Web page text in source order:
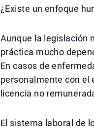
¿Existe un enfoque
Aunque la legislación
práctica mucho
En casos de
personalmente con el
licencia no
El sistema laboral de